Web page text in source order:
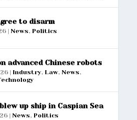
to disarm
|News,Politics
advanced Chinese robots
|Industry,Law,News,
up ship in Caspian Sea
|News,Politics